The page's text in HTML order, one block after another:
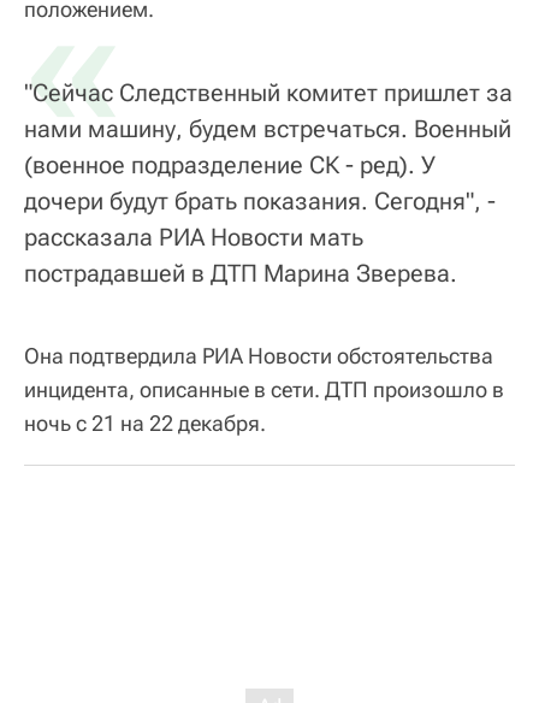
положением.
«
"Сейчас Следственный комитет пришлет за
нами машину, будем встречаться. Военный
(военное подразделение СК - ред). У
дочери будут брать показания. Сегодня", -
рассказала РИА Новости мать
пострадавшей в ДТП Марина Зверева.
Она подтвердила РИА Новости обстоятельства
инцидента, описанные в сети. ДТП произошло в
ночь с 21 на 22 декабря.